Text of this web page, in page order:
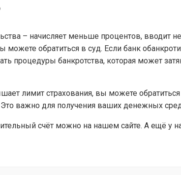
– начисляет меньше процентов, вводит
можете обратиться в суд. Если банк
процедуры банкротства, которая может
лимит страхования, вы можете
важно для получения ваших денежных
счёт можно на нашем сайте. А ещё у